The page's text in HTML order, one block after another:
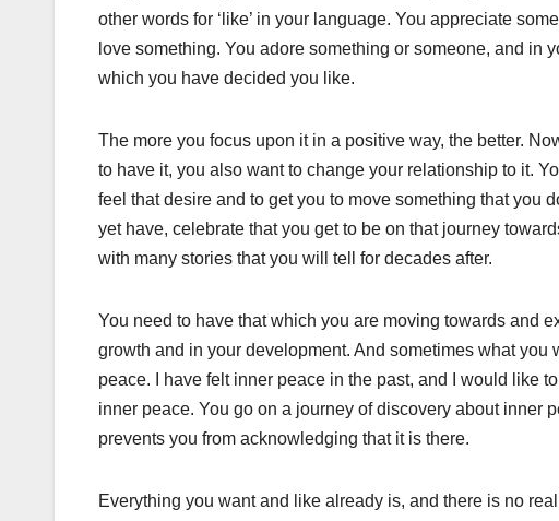
other words for ‘like’ in your language. You appreciate
love something. You adore something or someone, and in
which you have decided you like.
The more you focus upon it in a positive way, the better.
to have it, you also want to change your relationship to it.
feel that desire and to get you to move something that you
yet have, celebrate that you get to be on that journey
with many stories that you will tell for decades after.
You need to have that which you are moving towards and
growth and in your development. And sometimes what
peace. I have felt inner peace in the past, and I would like
inner peace. You go on a journey of discovery about inner
prevents you from acknowledging that it is there.
Everything you want and like already is, and there is no